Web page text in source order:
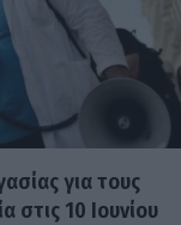
για τους
στις 10 Ιουνίου